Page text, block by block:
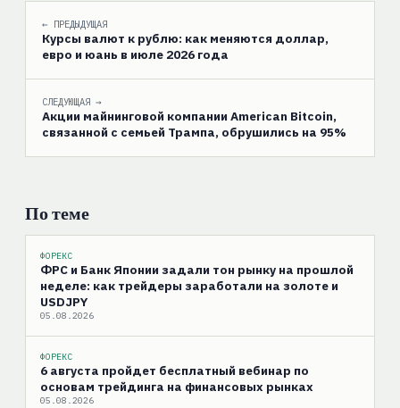
← ПРЕДЫДУЩАЯ
Курсы валют к рублю: как меняются доллар,
евро и юань в июле 2026 года
СЛЕДУЮЩАЯ →
Акции майнинговой компании American Bitcoin,
связанной с семьей Трампа, обрушились на 95%
По теме
ФОРЕКС
ФРС и Банк Японии задали тон рынку на прошлой
неделе: как трейдеры заработали на золоте и
USDJPY
05.08.2026
ФОРЕКС
6 августа пройдет бесплатный вебинар по
основам трейдинга на финансовых рынках
05.08.2026